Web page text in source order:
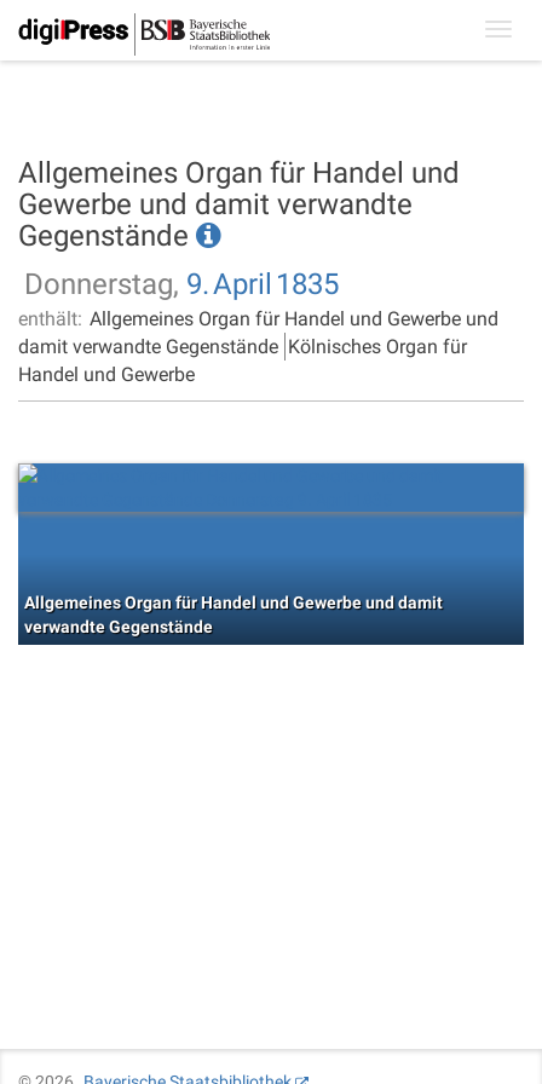
Allgemeines Organ für Handel und
Gewerbe und damit verwandte
Gegenstände
Donnerstag, 9.April 1835
enthält: Allgemeines Organ für Handel und Gewerbe und
damit verwandte Gegenstände Kölnisches Organ für
Handel und Gewerbe
Allgemeines Organ für Handel und Gewerbe und damit
verwandte Gegenstände